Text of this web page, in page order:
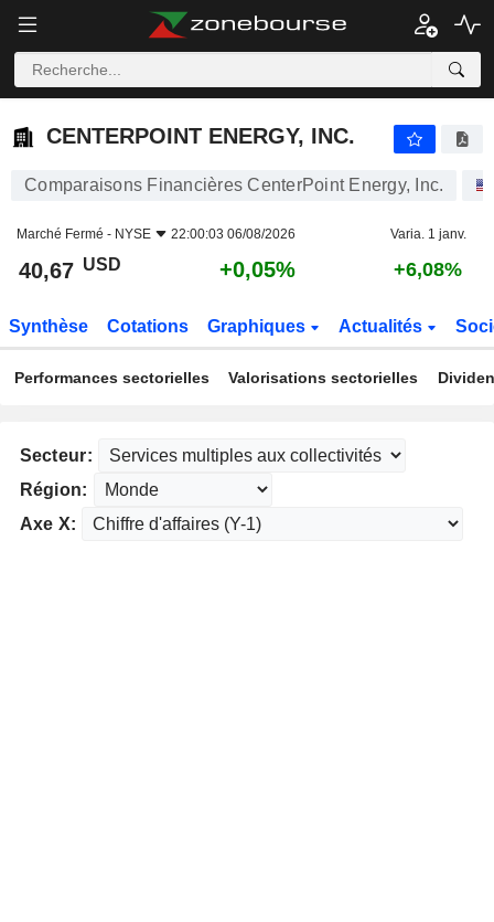
CENTERPOINT ENERGY, INC.
CENTERPOINT ENERGY, INC.
Comparaisons Financières CenterPoint Energy, Inc.
Marché Fermé - NYSE 22:00:03 06/08/2026 Varia. 1 janv.
40,67 USD +0,05% +6,08%
Synthèse Cotations Graphiques Actualités
Performances sectorielles Valorisations sectorielles
Secteur:
Région:
Axe X: